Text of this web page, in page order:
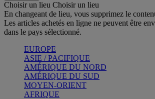
Choisir un lieu Choisir un lieu
En changeant de lieu, vous supprimez le
Les articles achetés en ligne ne peuvent être
dans le pays sélectionné.
EUROPE
ASIE / PACIFIQUE
AMÉRIQUE DU NORD
AMÉRIQUE DU SUD
MOYEN-ORIENT
AFRIQUE